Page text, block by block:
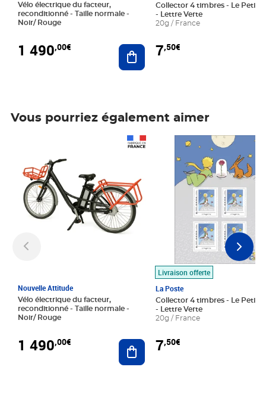
Vélo électrique du facteur,
reconditionné - Taille normale -
Noir/ Rouge
1 490,00€ Ajouter au panier
Collector 4 timbres - Le Petit
- Lettre Verte
20g / France
7,50€
Vous pourriez également aimer
Nouvelle Attitude
Vélo électrique du facteur,
reconditionné - Taille normale -
Noir/ Rouge
1 490,00€ Ajouter au panier
Livraison offerte
La Poste
Collector 4 timbres - Le Petit
- Lettre Verte
20g / France
7,50€
Prix 7,50€